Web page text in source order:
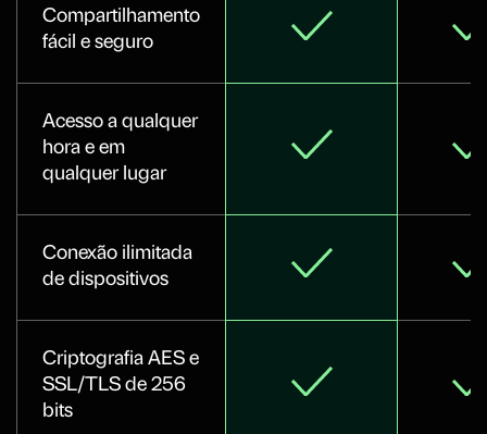
Compartilhamento
fácil e seguro
Acesso a qualquer
hora e em
qualquer lugar
Conexão ilimitada
de dispositivos
Criptografia AES e
SSL/TLS de 256
bits